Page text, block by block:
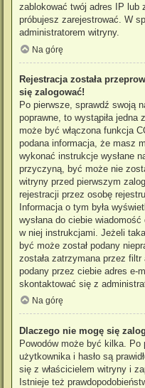
zablokować twój adres IP lub
próbujesz zarejestrować. W
administratorem witryny.
Na górę
Rejestracja została
się zalogować!
Po pierwsze, sprawdź swoją
poprawne, to wystąpiła
może być włączona funkcja
podana informacja, że masz
wykonać instrukcje wysłane
przyczyną, być może nie
witryny przed pierwszym
rejestracji przez osobę
Informacja o tym była
wysłana do ciebie
w niej instrukcjami. Jeżeli
być może został podany
została zatrzymana przez
podany przez ciebie adres e-
skontaktować się z
Na górę
Dlaczego nie mogę się
Powodów może być kilka.
użytkownika i hasło są
się z właścicielem witryny i
Istnieje też